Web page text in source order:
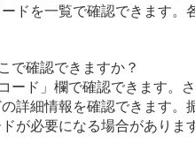
ドを一覧で確認できます
で確認できますか？
ード」欄で確認できます。
詳細情報を確認できます
が必要になる場合がありま